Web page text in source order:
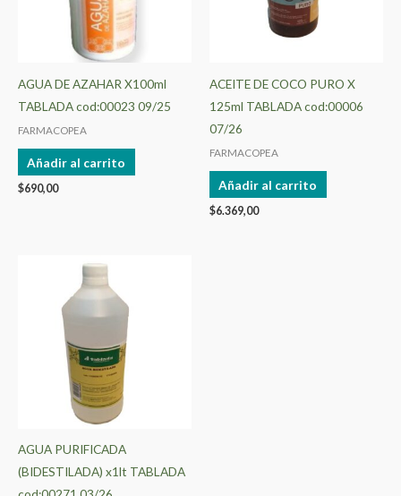
AGUA DE AZAHAR X100ml
TABLADA cod:00023 09/25
FARMACOPEA
Añadir al carrito
$690,00
ACEITE DE COCO PURO X
125ml TABLADA cod:00006
07/26
FARMACOPEA
Añadir al carrito
$6.369,00
AGUA PURIFICADA
(BIDESTILADA) x1lt TABLADA